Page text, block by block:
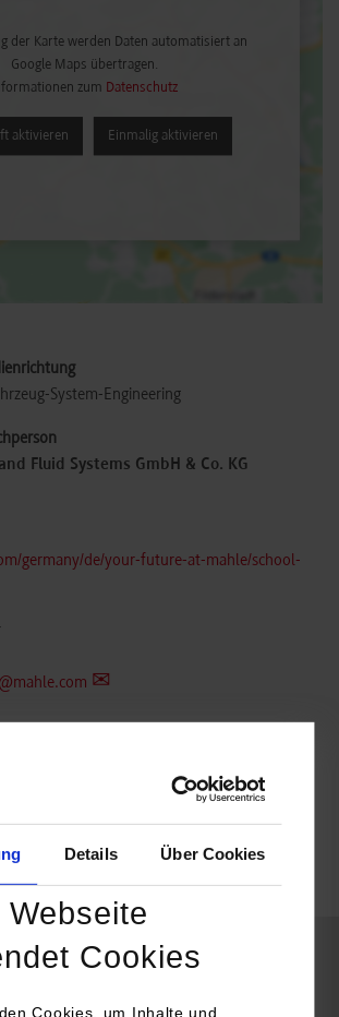
Details Über Cookies
Webseite
Cookies
Cookies, um Inhalte und
der Karte werden Daten automatisiert an
Google Maps übertragen.
zum Datenschutz
aktivieren Einmalig aktivieren
System-Engineering
Fluid Systems GmbH & Co. KG
germany/de/your-future-at-mahle/school-